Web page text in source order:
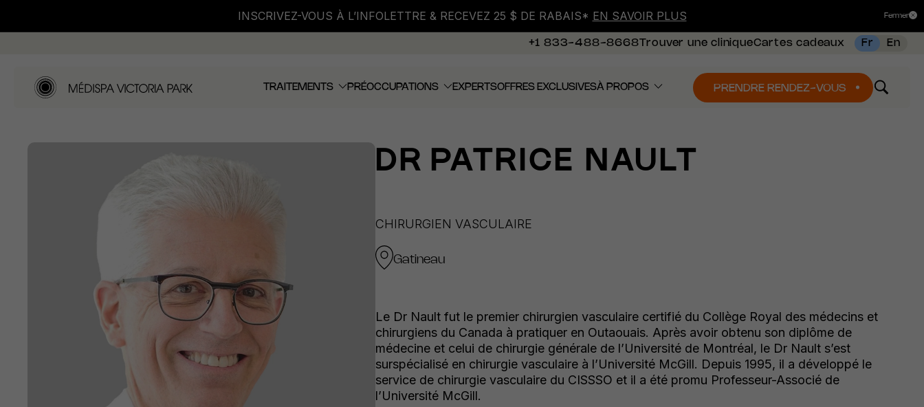
Fermer
INSCRIVEZ-VOUS À L’INFOLETTRE & RECEVEZ 25 $ DE RABAIS* EN SAVOIR PLUS
+1 833-488-8668Trouver une cliniqueCartes cadeaux Fr En
TRAITEMENTS PRÉOCCUPATIONS EXPERTSOFFRES EXCLUSIVESÀ PROPOS PRENDRE RENDEZ-VOUS
DR PATRICE NAULT
CHIRURGIEN VASCULAIRE
Gatineau
Le Dr Nault fut le premier chirurgien vasculaire certifié du Collège Royal des médecins et
chirurgiens du Canada à pratiquer en Outaouais. Après avoir obtenu son diplôme de
médecine et celui de chirurgie générale de l’Université de Montréal, le Dr Nault s’est
surspécialisé en chirurgie vasculaire à l’Université McGill. Depuis 1995, il a développé le
service de chirurgie vasculaire du CISSSO et il a été promu Professeur-Associé de
l’Université McGill.